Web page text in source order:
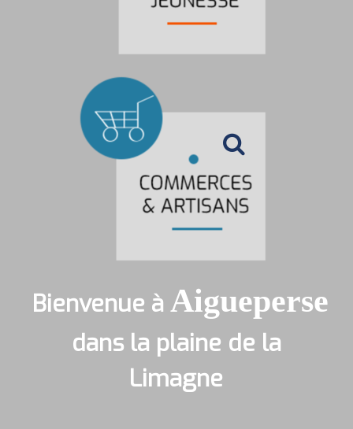
Bienvenue à Aigueperse
dans la plaine de la
Limagne